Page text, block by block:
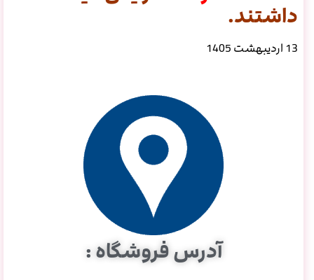
داشتند.
13 اردیبهشت 1405
آدرس فروشگاه :